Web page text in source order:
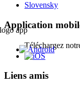
Slovensky
Application
Téléchargez
Liens amis